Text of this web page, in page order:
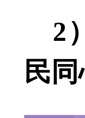
2
民